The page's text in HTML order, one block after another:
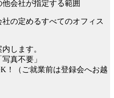
会社が指定する範囲
の定めるすべてのオフィス
します。
真不要」
！（ご就業前は登録会へお越